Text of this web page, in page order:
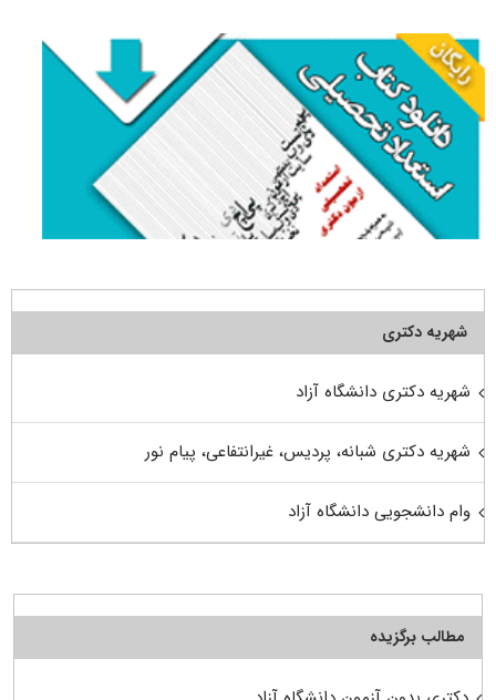
شهریه دکتری
شهریه دکتری دانشگاه آزاد
شهریه دکتری شبانه، پردیس، غیرانتفاعی، پیام نور
وام دانشجویی دانشگاه آزاد
مطالب برگزیده